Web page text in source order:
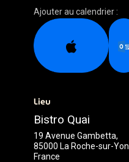
Ajouter au calendrier :
Lieu
Bistro Quai
19 Avenue Gambetta,
85000 La Roche-sur-Yon
France